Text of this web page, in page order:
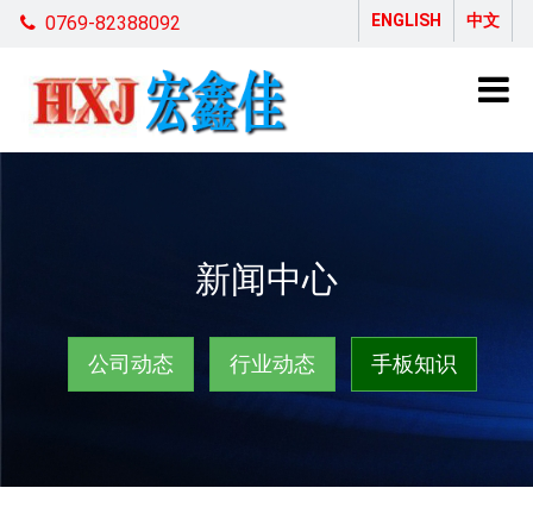
ENGLISH 中文
0769-82388092
新闻中心
公司动态 行业动态 手板知识